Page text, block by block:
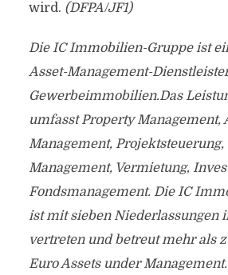
wird. (DFPA/JF1)
Die IC Immobilien-Gruppe ist
Asset-Management-
Gewerbeimmobilien.Das
umfasst Property Management,
Management, Projektsteuerung,
Management, Vermietung,
Fondsmanagement. Die IC
ist mit sieben Niederlassungen
vertreten und betreut mehr als
Euro Assets under Management.